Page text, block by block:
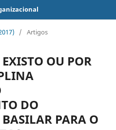
/ Artigos
OU POR
DO
PARA O